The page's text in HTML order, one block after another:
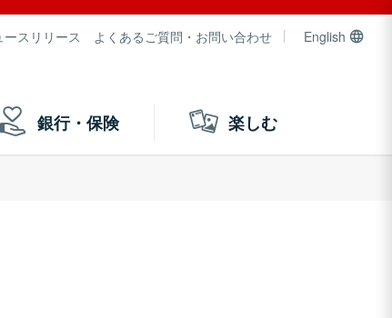
ースリリース よくあるご質問・お問い合わせ English
銀行・保険 楽しむ